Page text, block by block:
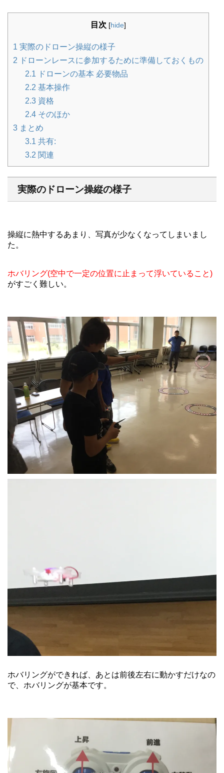
目次 [hide]
1 実際のドローン操縦の様子
2 ドローンレースに参加するために準備しておくもの
2.1 ドローンの基本 必要物品
2.2 基本操作
2.3 資格
2.4 そのほか
3 まとめ
3.1 共有:
3.2 関連
実際のドローン操縦の様子
操縦に熱中するあまり、写真が少なくなってしまいまし
た。
ホバリング(空中で一定の位置に止まって浮いていること)
がすごく難しい。
ホバリングができれば、あとは前後左右に動かすだけなの
で、ホバリングが基本です。